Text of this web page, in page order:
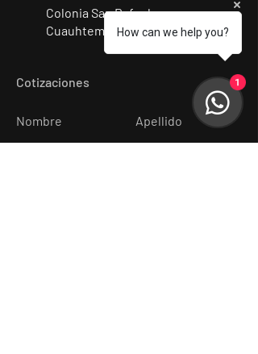
Colonia San Rafael
Cuauhtemoc , CDMX
Cotizaciones
Nombre Apellido
How can we help you?
1